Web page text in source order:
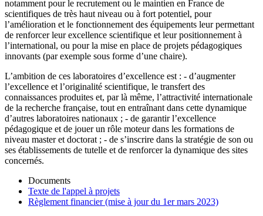
notamment pour le recrutement ou le maintien en France de
scientifiques de très haut niveau ou à fort potentiel, pour
l’amélioration et le fonctionnement des équipements leur permettant
de renforcer leur excellence scientifique et leur positionnement à
l’international, ou pour la mise en place de projets pédagogiques
innovants (par exemple sous forme d’une chaire).
L’ambition de ces laboratoires d’excellence est : - d’augmenter
l’excellence et l’originalité scientifique, le transfert des
connaissances produites et, par là même, l’attractivité internationale
de la recherche française, tout en entraînant dans cette dynamique
d’autres laboratoires nationaux ; - de garantir l’excellence
pédagogique et de jouer un rôle moteur dans les formations de
niveau master et doctorat ; - de s’inscrire dans la stratégie de son ou
ses établissements de tutelle et de renforcer la dynamique des sites
concernés.
Documents
Texte de l'appel à projets
Règlement financier (mise à jour du 1er mars 2023)